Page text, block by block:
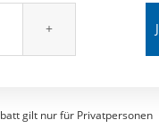
+
gilt nur für Privatpersonen